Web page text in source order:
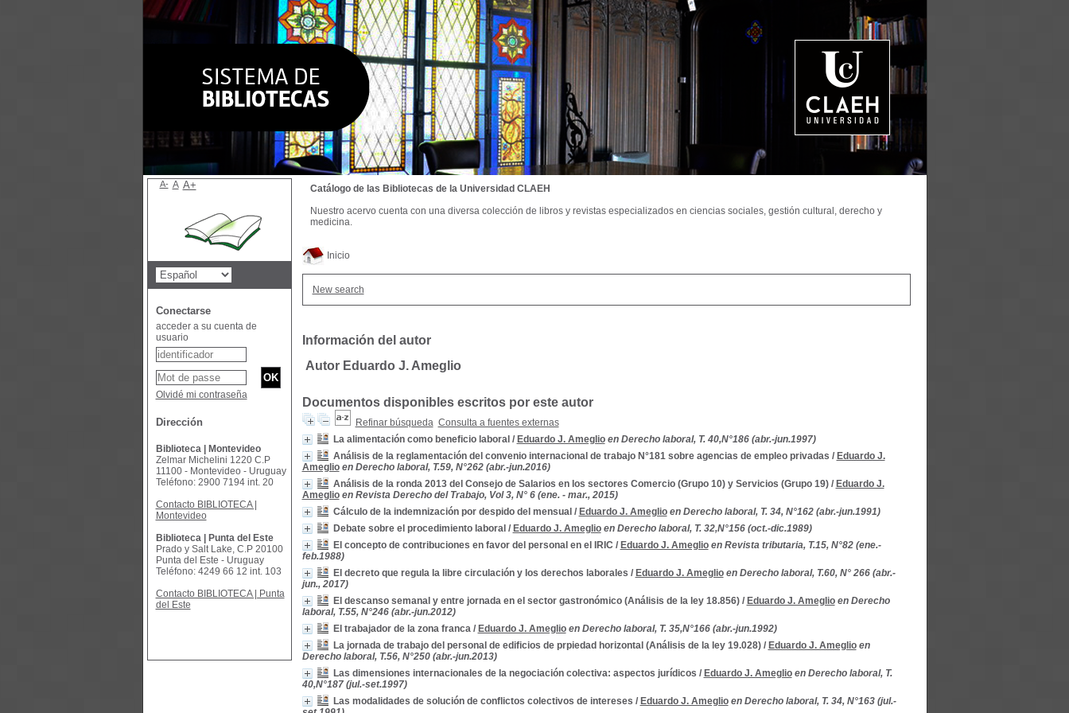
Inicio
New search
Información del autor
Autor Eduardo J. Ameglio
Documentos disponibles escritos por este autor
Refinar búsqueda Consulta a fuentes externas
La alimentación como beneficio laboral / Eduardo J. Ameglio en Derecho laboral, T. 40,N°186 (abr.-jun.1997)
Análisis de la reglamentación del convenio internacional de trabajo N°181 sobre agencias de empleo privadas / Eduardo J.
Ameglio en Derecho laboral, T.59, N°262 (abr.-jun.2016)
Análisis de la ronda 2013 del Consejo de Salarios en los sectores Comercio (Grupo 10) y Servicios (Grupo 19)/ Eduardo J.
Ameglio en Revista Derecho del Trabajo, Vol 3, N° 6 (ene. - mar., 2015)
Cálculo de la indemnización por despido del mensual / Eduardo J. Ameglio en Derecho laboral, T. 34, N°162 (abr.-jun.1991)
Debate sobre el procedimiento laboral / Eduardo J. Ameglio en Derecho laboral, T. 32,N°156 (oct.-dic.1989)
El concepto de contribuciones en favor del personal en el IRIC / Eduardo J. Ameglio en Revista tributaria, T.15, N°82 (ene.-
feb.1988)
El decreto que regula la libre circulación y los derechos laborales / Eduardo J. Ameglio en Derecho laboral, T.60, N° 266 (abr.-
jun., 2017)
El descanso semanal y entre jornada en el sector gastronómico (Análisis de la ley 18.856)/ Eduardo J. Ameglio en Derecho
laboral, T.55, N°246 (abr.-jun.2012)
El trabajador de la zona franca/ Eduardo J. Ameglio en Derecho laboral, T. 35,N°166 (abr.-jun.1992)
La jornada de trabajo del personal de edificios de prpiedad horizontal (Análisis de la ley 19.028)/ Eduardo J. Ameglio en
Derecho laboral, T.56, N°250 (abr.-jun.2013)
Las dimensiones internacionales de la negociación colectiva: aspectos jurídicos / Eduardo J. Ameglio en Derecho laboral, T.
40,N°187 (jul.-set.1997)
Las modalidades de solución de conflictos colectivos de intereses / Eduardo J. Ameglio en Derecho laboral, T. 34, N°163 (jul.-
Catálogo de las Bibliotecas de la Universidad CLAEH
Nuestro acervo cuenta con una diversa colección de libros y revistas especializados en ciencias sociales, gestión cultural, derecho y
medicina.
A- A A+
Conectarse
acceder a su cuenta de
usuario
Olvidé mi contraseña
Dirección
Biblioteca | Montevideo
Zelmar Michelini 1220 C.P
11100 - Montevideo - Uruguay
Teléfono: 2900 7194 int. 20
Contacto BIBLIOTECA |
Montevideo
Biblioteca | Punta del Este
Prado y Salt Lake, C.P 20100
Punta del Este - Uruguay
Teléfono: 4249 66 12 int. 103
Contacto BIBLIOTECA | Punta
del Este